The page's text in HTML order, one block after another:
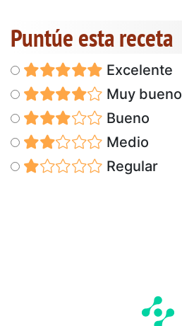
Puntúe esta receta
Excelente
Muy bueno
Bueno
Medio
Regular